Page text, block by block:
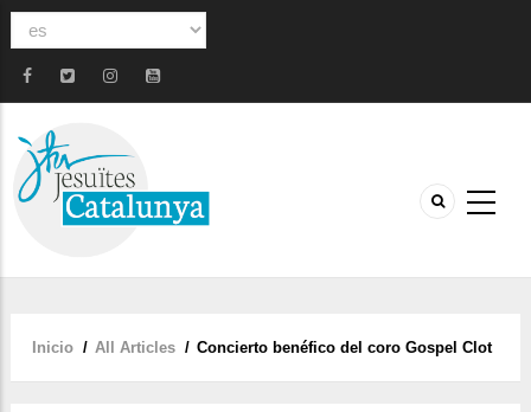
Select
language
Sobrescribir
Inicio / All Articles / Concierto benéfico del coro Gospel Clot